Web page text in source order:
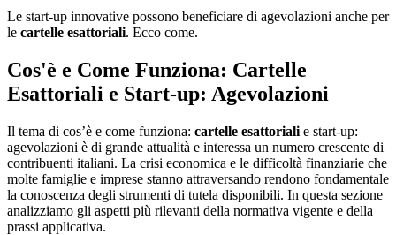
Le start-up innovative possono beneficiare di agevolazioni anche per
le cartelle esattoriali. Ecco come.
Cos'è e Come Funziona: Cartelle
Esattoriali e Start-up: Agevolazioni
Il tema di cos’è e come funziona: cartelle esattoriali e start-up:
agevolazioni è di grande attualità e interessa un numero crescente di
contribuenti italiani. La crisi economica e le difficoltà finanziarie che
molte famiglie e imprese stanno attraversando rendono fondamentale
la conoscenza degli strumenti di tutela disponibili. In questa sezione
analizziamo gli aspetti più rilevanti della normativa vigente e della
prassi applicativa.